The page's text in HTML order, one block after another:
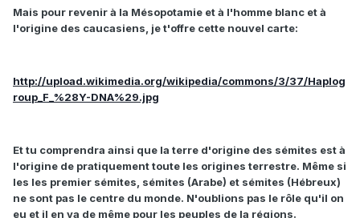
Mais pour revenir à la Mésopotamie et à l'homme blanc et à
l'origine des caucasiens, je t'offre cette nouvel carte:
http://upload.wikimedia.org/wikipedia/commons/3/37/Haplog
roup_F_%28Y-DNA%29.jpg
Et tu comprendra ainsi que la terre d'origine des sémites est à
l'origine de pratiquement toute les origines terrestre. Même si
les les premier sémites, sémites (Arabe) et sémites (Hébreux)
ne sont pas le centre du monde. N'oublions pas le rôle qu'il on
eu et il en va de même pour les peuples de la régions.